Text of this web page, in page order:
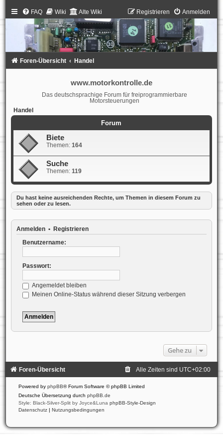
FAQ Wiki Alte Wiki Anmelden
Registrieren
Foren-Übersicht Handel
www.motorkontrolle.de
Das deutschsprachige Forum für freiprogrammierbare
Motorsteuerungen
Handel
Forum
Biete
Themen: 164
Suche
Themen: 119
Du hast keine ausreichenden Rechte, um Themen in diesem Forum zu
sehen oder zu lesen.
Anmelden• Registrieren
Benutzername:
Passwort:
Angemeldet bleiben
Meinen Online-Status während dieser Sitzung verbergen
Gehe zu
Foren-Übersicht Alle Zeiten sind UTC+02:00
Powered by phpBB® Forum Software © phpBB Limited
Deutsche Übersetzung durch phpBB.de
Style: Black-Silver-Split by Joyce&Luna phpBB-Style-Design
Datenschutz | Nutzungsbedingungen